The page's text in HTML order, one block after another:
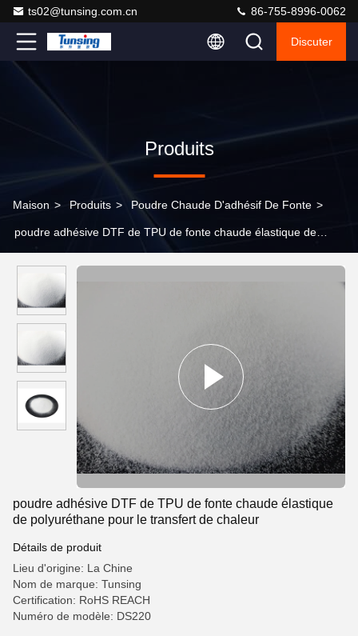
ts02@tunsing.com.cn 86-755-8996-0062
Discuter
Produits
Maison > Produits > Poudre Chaude D'adhésif De Fonte >
poudre adhésive DTF de TPU de fonte chaude élastique de
poudre adhésive DTF de TPU de fonte chaude élastique
de polyuréthane pour le transfert de chaleur
Détails de produit
Lieu d'origine: La Chine
Nom de marque: Tunsing
Certification: RoHS REACH
Numéro de modèle: DS220